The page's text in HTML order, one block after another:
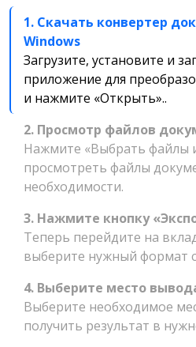
1. Скачать конвертер
Windows
Загрузите, установите и
приложение для
и нажмите «Открыть»..
2. Просмотр файлов
Нажмите «Выбрать файлы
просмотреть файлы
необходимости.
3. Нажмите кнопку
Теперь перейдите на
выберите нужный формат
4. Выберите место
Выберите необходимое
получить результат в